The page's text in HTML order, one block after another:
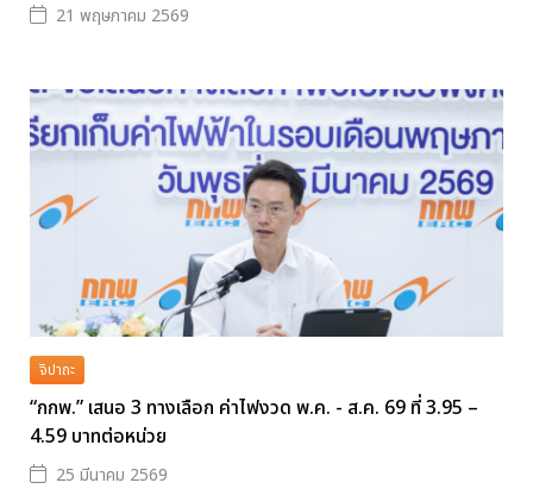
21 พฤษภาคม 2569
จิปาถะ
“กกพ.” เสนอ 3 ทางเลือก ค่าไฟงวด พ.ค. - ส.ค. 69 ที่ 3.95 –
4.59 บาทต่อหน่วย
25 มีนาคม 2569